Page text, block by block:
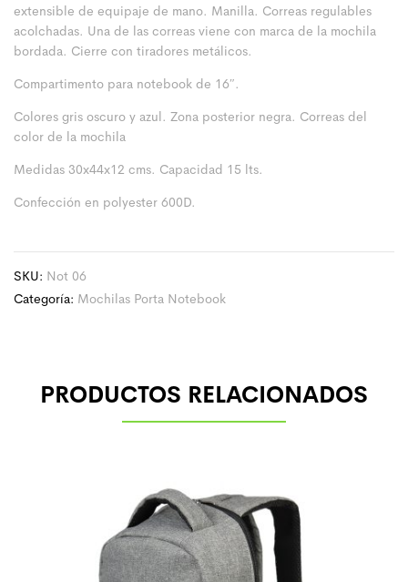
extensible de equipaje de mano. Manilla. Correas regulables
acolchadas. Una de las correas viene con marca de la mochila
bordada. Cierre con tiradores metálicos.
Compartimento para notebook de 16″.
Colores gris oscuro y azul. Zona posterior negra. Correas del
color de la mochila
Medidas 30x44x12 cms. Capacidad 15 lts.
Confección en polyester 600D.
SKU: Not 06
Categoría: Mochilas Porta Notebook
PRODUCTOS RELACIONADOS